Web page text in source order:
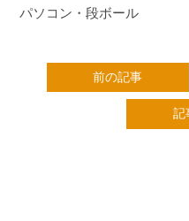
パソコン・段ボール
前の記事
記